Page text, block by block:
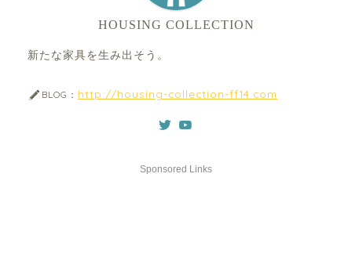
HOUSING COLLECTION
新たな家具を生み出そう。
BLOG： http://housing-collection-ff14.com
Sponsored Links